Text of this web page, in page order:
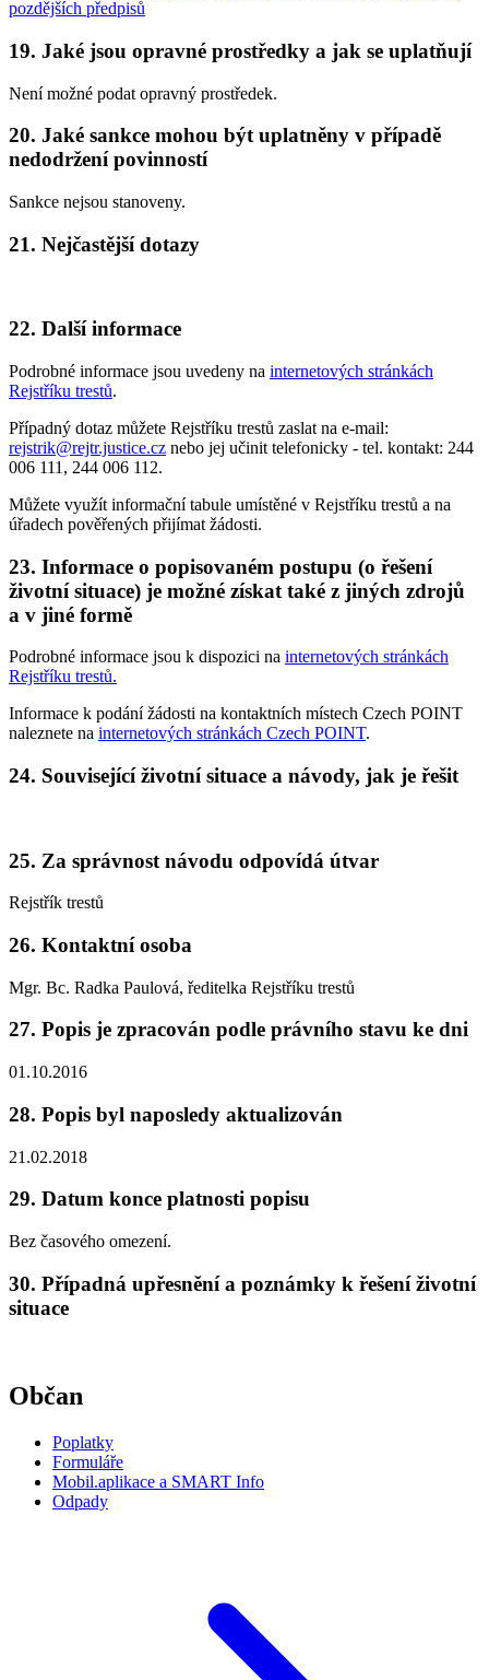
pozdějších předpisů
19. Jaké jsou opravné prostředky a jak se uplatňují
Není možné podat opravný prostředek.
20. Jaké sankce mohou být uplatněny v případě
nedodržení povinností
Sankce nejsou stanoveny.
21. Nejčastější dotazy
22. Další informace
Podrobné informace jsou uvedeny na internetových stránkách
Rejstříku trestů.
Případný dotaz můžete Rejstříku trestů zaslat na e-mail:
rejstrik@rejtr.justice.cz nebo jej učinit telefonicky - tel. kontakt: 244
006 111, 244 006 112.
Můžete využít informační tabule umístěné v Rejstříku trestů a na
úřadech pověřených přijímat žádosti.
23. Informace o popisovaném postupu (o řešení
životní situace) je možné získat také z jiných zdrojů
a v jiné formě
Podrobné informace jsou k dispozici na internetových stránkách
Rejstříku trestů.
Informace k podání žádosti na kontaktních místech Czech POINT
naleznete na internetových stránkách Czech POINT.
24. Související životní situace a návody, jak je řešit
25. Za správnost návodu odpovídá útvar
Rejstřík trestů
26. Kontaktní osoba
Mgr. Bc. Radka Paulová, ředitelka Rejstříku trestů
27. Popis je zpracován podle právního stavu ke dni
01.10.2016
28. Popis byl naposledy aktualizován
21.02.2018
29. Datum konce platnosti popisu
Bez časového omezení.
30. Případná upřesnění a poznámky k řešení životní
situace
Občan
Poplatky
Formuláře
Mobil.aplikace a SMART Info
Odpady